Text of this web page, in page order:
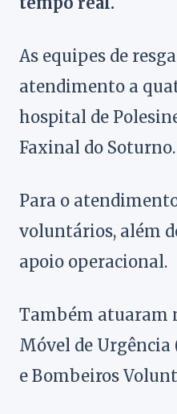
As equipes de
atendimento a
hospital de
Faxinal do Soturno.
Para o
voluntários, além
apoio operacional.
Também atuaram
Móvel de Urgência
e Bombeiros